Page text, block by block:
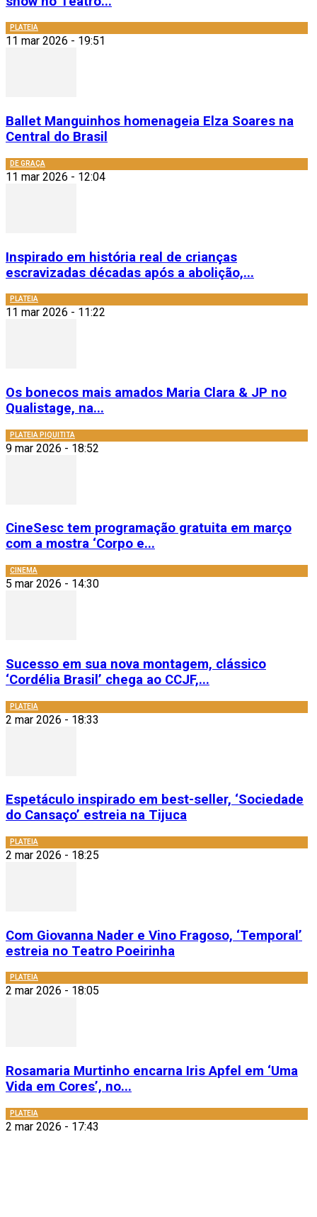
PLATEIA
11 mar 2026 - 19:51
Ballet Manguinhos homenageia Elza Soares na
Central do Brasil
DE GRAÇA
11 mar 2026 - 12:04
Inspirado em história real de crianças
escravizadas décadas após a abolição,...
PLATEIA
11 mar 2026 - 11:22
Os bonecos mais amados Maria Clara & JP no
Qualistage, na...
PLATEIA PIQUITITA
9 mar 2026 - 18:52
CineSesc tem programação gratuita em março
com a mostra ‘Corpo e...
CINEMA
5 mar 2026 - 14:30
Sucesso em sua nova montagem, clássico
‘Cordélia Brasil’ chega ao CCJF,...
PLATEIA
2 mar 2026 - 18:33
Espetáculo inspirado em best-seller, ‘Sociedade
do Cansaço’ estreia na Tijuca
PLATEIA
2 mar 2026 - 18:25
Com Giovanna Nader e Vino Fragoso, ‘Temporal’
estreia no Teatro Poeirinha
PLATEIA
2 mar 2026 - 18:05
Rosamaria Murtinho encarna Iris Apfel em ‘Uma
Vida em Cores’, no...
PLATEIA
2 mar 2026 - 17:43